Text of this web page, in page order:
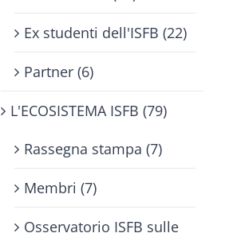
Ex studenti dell'ISFB (22)
Partner (6)
L'ECOSISTEMA ISFB (79)
Rassegna stampa (7)
Membri (7)
Osservatorio ISFB sulle